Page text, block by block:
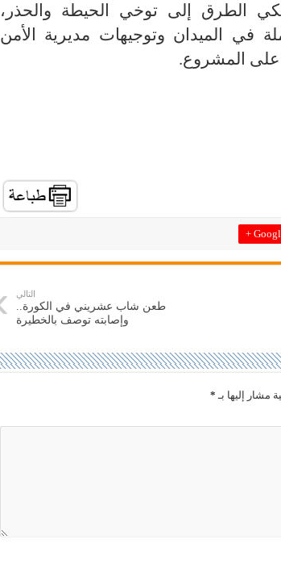
الطرق إلى توخي الحيطة والحذر،
في الميدان وتوجيهات مديرية الأمن
على المشروع.
Google
التالي
طعن شاب عشريني في الكورة..
وإصابته توصف بالخطيرة
مشار إليها بـ *